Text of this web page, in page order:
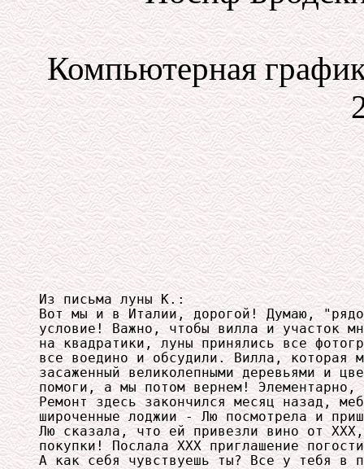
Компьютерная
Из письма луны К.:
Вот мы и в Италии, дорогой! Думаю,
условие! Важно, чтобы вилла и участок
на квадратики, луны принялись все
все воедино и обсудили. Вилла, которая
засаженный великолепными деревьями и
помоги, а мы потом вернем!
Ремонт здесь закончился месяц назад,
широченные лоджии - Лю посмотрела и
Лю сказала, что ей привезли вино от
покупки! Послала ХХХ приглашение
А как себя чувствуешь ты? Все у тебя в